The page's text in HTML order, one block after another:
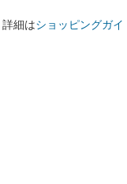
詳細はショッピングガイ